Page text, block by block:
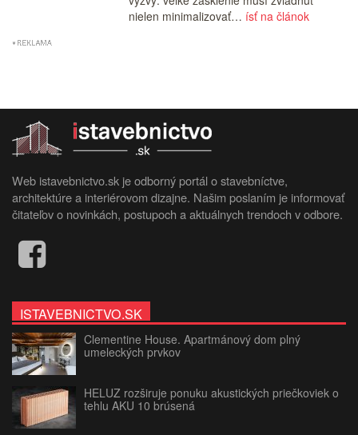
nielen minimalizovať… ísť na článok
Web istavebnictvo.sk je odborný portál o stavebníctve,
architektúre a interiérovom dizajne. Našim poslaním je informovať
čitateľov o novinkách, postupoch a aktuálnych trendoch v odbore.
ISTAVEBNICTVO.SK
Clementine House. Apartmánový dom plný
umeleckých prvkov
HELUZ rozširuje ponuku akustických priečkoviek o
tehlu AKU 10 brúsená